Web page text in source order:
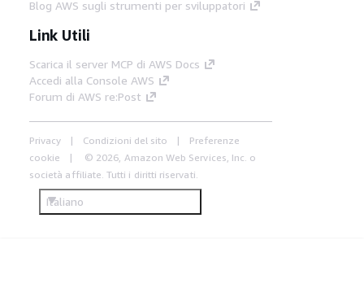
Blog AWS sugli strumenti per sviluppatori
Link Utili
Scarica il server MCP di AWS Docs
Accedi alla Console AWS
Forum di AWS re:Post
Privacy Condizioni del sito
Preferenze
cookie
© 2026, Amazon Web Services, Inc. o
società affiliate. Tutti i diritti riservati.
Italiano